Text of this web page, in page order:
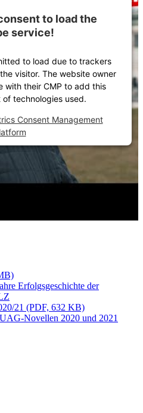
to load the
service!
to load due to trackers
visitor. The website owner
with their CMP to add this
technologies used.
Consent Management
Erfolgsgeschichte der
21 (PDF, 632 KB)
Novellen 2020 und 2021